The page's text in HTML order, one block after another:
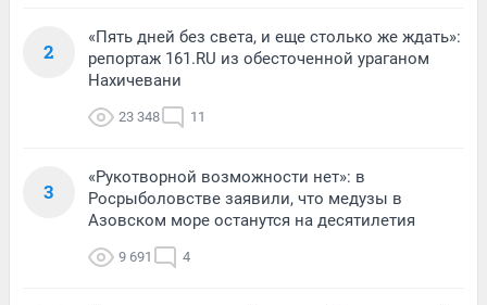
2
«Пять дней без света, и еще столько же ждать»:
репортаж 161.RU из обесточенной ураганом
Нахичевани
23 348 11
3
«Рукотворной возможности нет»: в
Росрыболовстве заявили, что медузы в
Азовском море останутся на десятилетия
9 691 4